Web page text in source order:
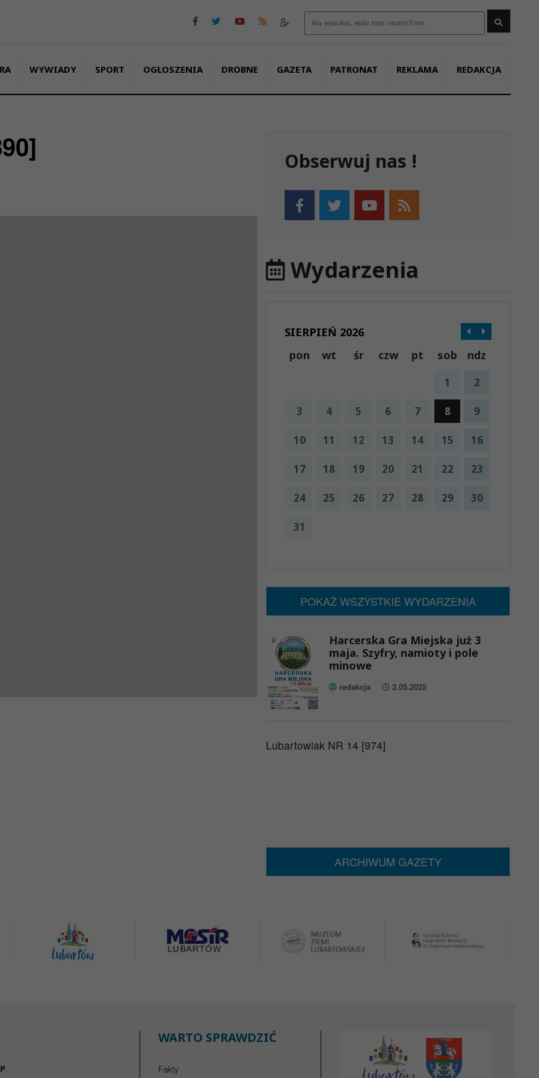
WYWIADY SPORT OGŁOSZENIA DROBNE GAZETA PATRONAT REKLAMA REDAKCJA
Obserwuj nas !
Wydarzenia
SIERPIEŃ 2026
pon
wt śr czw pt sob ndz
1 2
3 4 5 6 7 8 9
10 11 12 13 14 15 16
17 18 19 20 21 22 23
24 25 26 27 28 29 30
31
POKAŻ WSZYSTKIE WYDARZENIA
Harcerska Gra Miejska już 3
maja. Szyfry, namioty i pole
minowe
redakcja 2.05.2025
Lubartowiak NR 14 [974]
ARCHIWUM GAZETY
WARTO SPRAWDZIĆ
Fakty